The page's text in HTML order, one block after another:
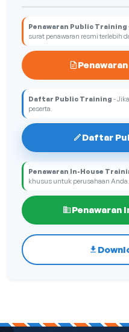
Penawaran Public Training
surat penawaran resmi terlebih
Daftar Public Training -
peserta.
Daftar
Penawaran In-House
khusus untuk perusahaan Anda.
Penawaran